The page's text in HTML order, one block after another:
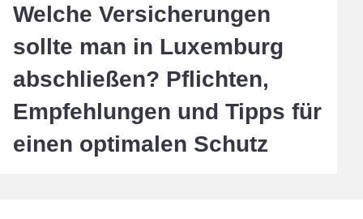
Welche Versicherungen
sollte man in Luxemburg
abschließen? Pflichten,
Empfehlungen und Tipps für
einen optimalen Schutz